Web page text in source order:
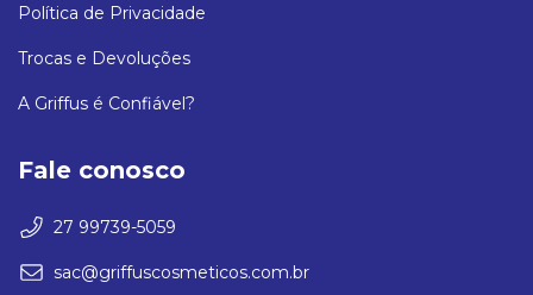
Política de Privacidade
Trocas e Devoluções
A Griffus é Confiável?
Fale conosco
27 99739-5059
sac@griffuscosmeticos.com.br